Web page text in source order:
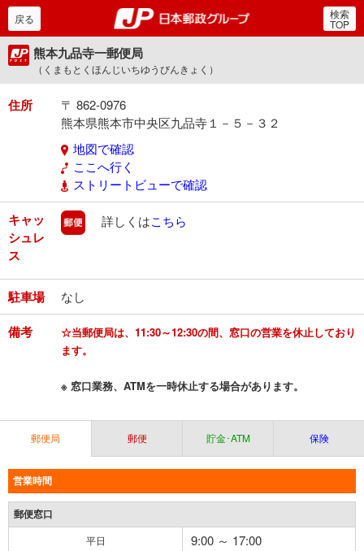
郵便局・日本郵政グルー
戻る 検索
TOP
熊本九品寺一郵便局
（くまもとくほんじいちゆうびんきょく）
住所
〒 862-0976
熊本県熊本市中央区九品寺１－５－３２
地図で確認
ここへ行く
ストリートビューで確認
キャッ
シュレ
ス
郵便
詳しくはこちら
駐車場 なし
備考
☆当郵便局は、11:30～12:30の間、窓口の営業を休止しており
ます。
※ 窓口業務、ATMを一時休止する場合があります。
郵便局 郵便 貯金･ATM 保険
営業時間
郵便窓口
平日 9:00 ～ 17:00